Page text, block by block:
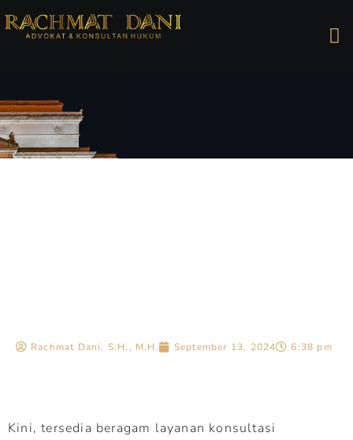
Rachmat Dani, S.H., M.H. September 13, 2024 6:38 pm
Kini, tersedia beragam layanan konsultasi